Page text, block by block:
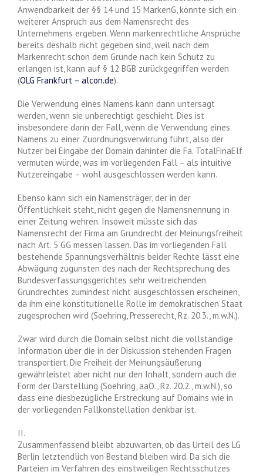
Anwendbarkeit der §§ 14 und 15 MarkenG, könnte sich ein
weiterer Anspruch aus dem Namensrecht des
Unternehmens ergeben. Wenn markenrechtliche Ansprüche
bereits deshalb nicht gegeben sind, weil nach dem
Markenrecht schon dem Grunde nach kein Schutz zu
erlangen ist, kann auf § 12 BGB zurückgegriffen werden
(OLG Frankfurt – alcon.de).
Die Verwendung eines Namens kann dann untersagt
werden, wenn sie unberechtigt geschieht. Dies ist
insbesondere dann der Fall, wenn die Verwendung eines
Namens zu einer Zuordnungsverwirrung führt, also der
Nutzer bei Eingabe der Domain dahinter die Fa. TotalFinaElf
vermuten würde, was im vorliegenden Fall – als intuitive
Nutzereingabe – wohl ausgeschlossen werden kann.
Ebenso kann sich ein Namensträger, der in der
Öffentlichkeit steht, nicht gegen die Namensnennung in
einer Zeitung wehren. Insoweit müsste sich das
Namensrecht der Firma am Grundrecht der Meinungsfreiheit
nach Art. 5 GG messen lassen. Das im vorliegenden Fall
bestehende Spannungsverhältnis beider Rechte lässt eine
Abwägung zugunsten des nach der Rechtsprechung des
Bundesverfassungsgerichtes sehr weitreichenden
Grundrechtes zumindest nicht ausgeschlossen erscheinen,
da ihm eine konstitutionelle Rolle im demokratischen Staat
zugesprochen wird (Soehring, Presserecht, Rz. 20.3., m.w.N.).
Zwar wird durch die Domain selbst nicht die vollständige
Information über die in der Diskussion stehenden Fragen
transportiert. Die Freiheit der Meinungsäußerung
gewährleistet aber nicht nur den Inhalt, sondern auch die
Form der Darstellung (Soehring, aaO., Rz. 20.2., m.w.N.), so
dass eine diesbezügliche Erstreckung auf Domains wie in
der vorliegenden Fallkonstellation denkbar ist.
II.
Zusammenfassend bleibt abzuwarten, ob das Urteil des LG
Berlin letztendlich von Bestand bleiben wird. Da sich die
Parteien im Verfahren des einstweiligen Rechtsschutzes